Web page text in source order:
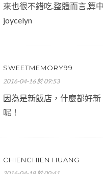
來也很不錯吃.整體而言,算
joycelyn
SWEETMEMORY99
2016-04-16 於 09:53
因為是新飯店，什麼都好
呢！
CHIENCHIEN HUANG